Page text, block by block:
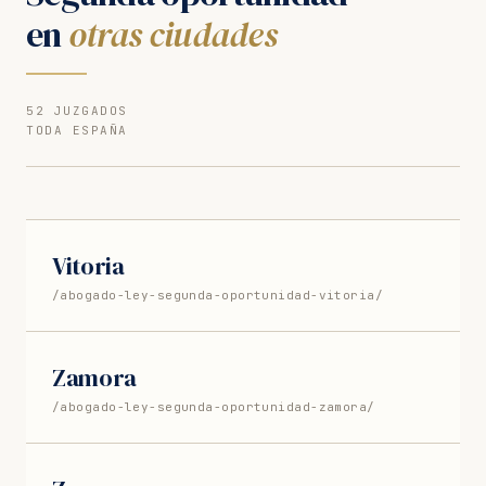
enotras ciudades
52 JUZGADOS
TODA ESPAÑA
Vitoria
/abogado-ley-segunda-oportunidad-vitoria/
Zamora
/abogado-ley-segunda-oportunidad-zamora/